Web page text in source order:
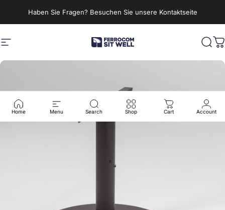
Haben Sie Fragen? Besuchen Sie unsere Kontaktseite
Seitennavigation Ferrocom - SitWell
Home Menu Search Shop Cart Account